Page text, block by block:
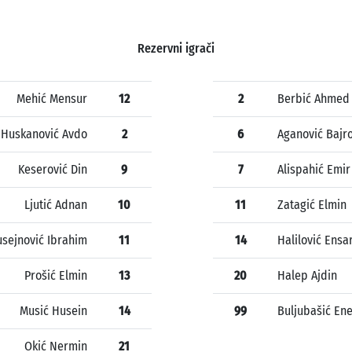
Rezervni igrači
Mehić Mensur 12
Huskanović Avdo 2
Keserović Din 9
Ljutić Adnan 10
Ibrahim 11
Prošić Elmin 13
Musić Husein 14
Okić Nermin 21
2 Berbić Ahmed
6 Aganović
7 Alispahić Emir
11 Zatagić Elmin
14 Halilović
20 Halep Ajdin
99 Buljubašić